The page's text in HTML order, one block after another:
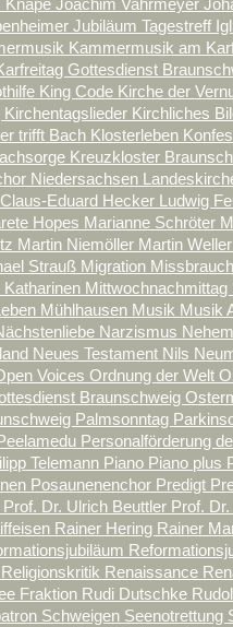
Knape Joachim Vahrmeyer
Jubiläum Tagestreff
Kammermusik am
Gottesdienst
King Code Kirche der
Kirchentagslieder Kirchliches
trifft Bach Klosterleben
Kreuzkloster
Niedersachsen
Eduard Hecker Ludwig
Hopes Marianne Schröter
Martin Niemöller Martin Weller
Strauß Migration
Mittwochnachmittag
Mühlhausen Musik Musik
Narzismus
Neues Testament Nils
Voices Ordnung der Welt
Braunschweig
Palmsonntag
Personalförderung
Telemann Piano Piano plus
Posaunenenchor Predigt
Prof. Dr. Ulrich Beuttler Prof.
Rainer Hering Rainer
Religionskritik Renaissance
Fraktion Rudi Dutschke
Schweigen Seenotrettung